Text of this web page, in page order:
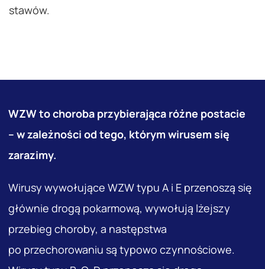
stawów.
WZW to choroba przybierająca różne postacie
– w zależności od tego, którym wirusem się
zarazimy.
Wirusy wywołujące WZW typu A i E przenoszą się
głównie drogą pokarmową, wywołują lżejszy
przebieg choroby, a następstwa
po przechorowaniu są typowo czynnościowe.